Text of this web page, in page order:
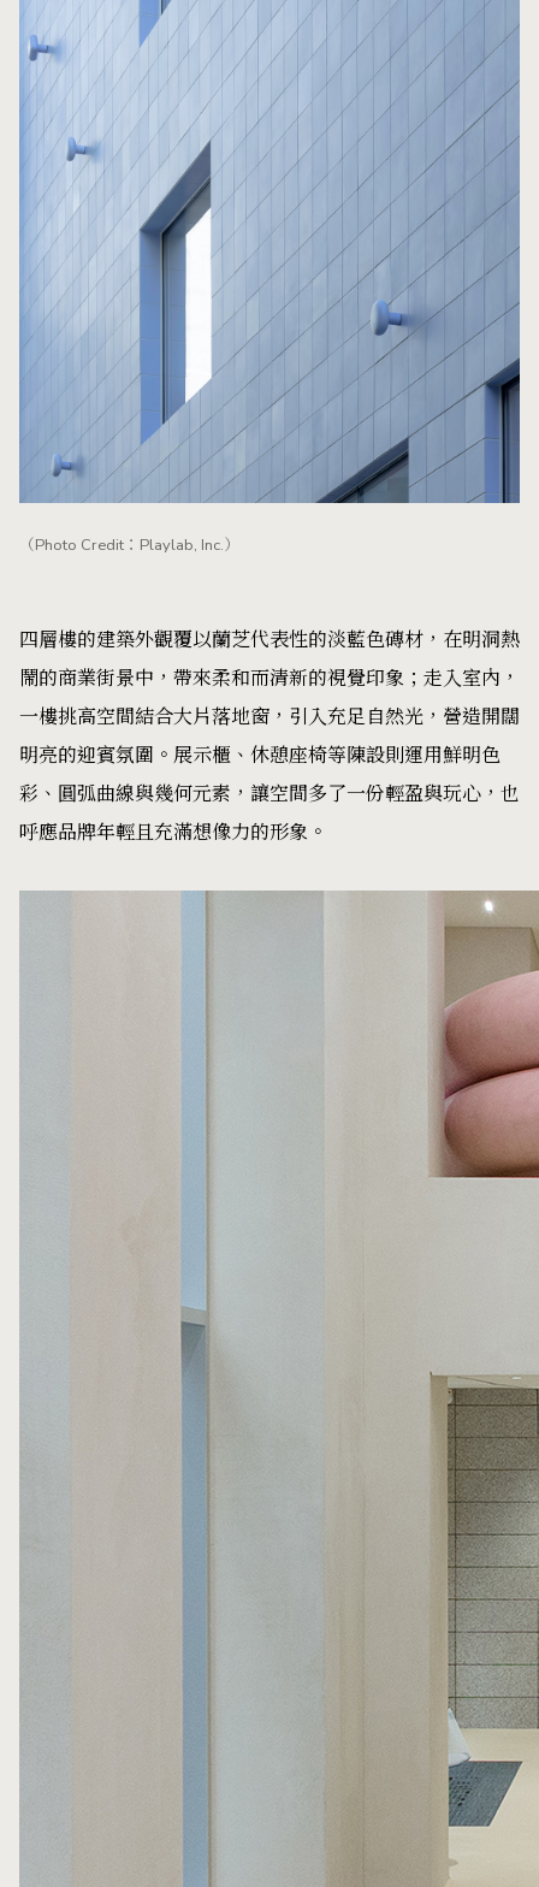
（Photo Credit：Playlab, Inc.）
四層樓的建築外觀覆以蘭芝代表性的淡藍色磚材，在明洞熱
鬧的商業街景中，帶來柔和而清新的視覺印象；走入室內，
一樓挑高空間結合大片落地窗，引入充足自然光，營造開闊
明亮的迎賓氛圍。展示櫃、休憩座椅等陳設則運用鮮明色
彩、圓弧曲線與幾何元素，讓空間多了一份輕盈與玩心，也
呼應品牌年輕且充滿想像力的形象。